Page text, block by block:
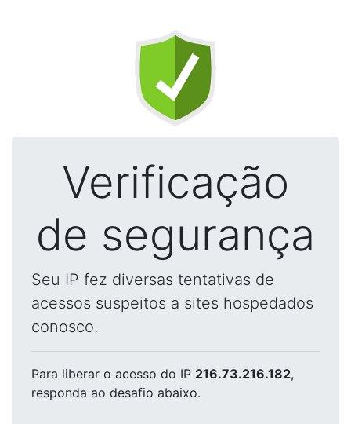
Verificação
de segurança
Seu IP fez diversas tentativas de
acessos suspeitos a sites hospedados
conosco.
Para liberar o acesso do IP 216.73.216.182,
responda ao desafio abaixo.